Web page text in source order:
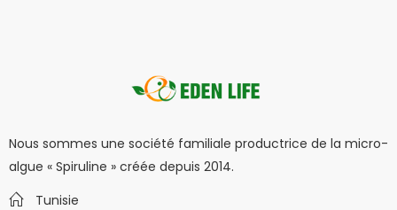
Nous sommes une société familiale productrice de la micro-
algue « Spiruline » créée depuis 2014.
Tunisie